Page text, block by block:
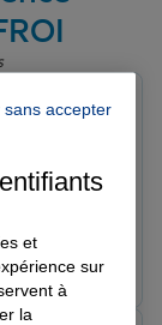
l'agence
accepter
et
sur
à
la